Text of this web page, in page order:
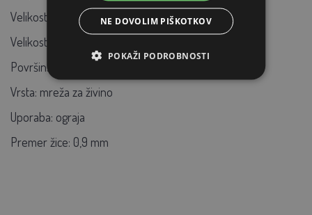
Velikost: 1x5 m
Velikost mrežnega očesa (mm): 13
Površinska obdelava: PVC
Vrsta: mreža za živino
Uporaba: ograja
Premer žice: 0,9 mm
NE DOVOLIM PIŠKOTKOV
POKAŽI PODROBNOSTI